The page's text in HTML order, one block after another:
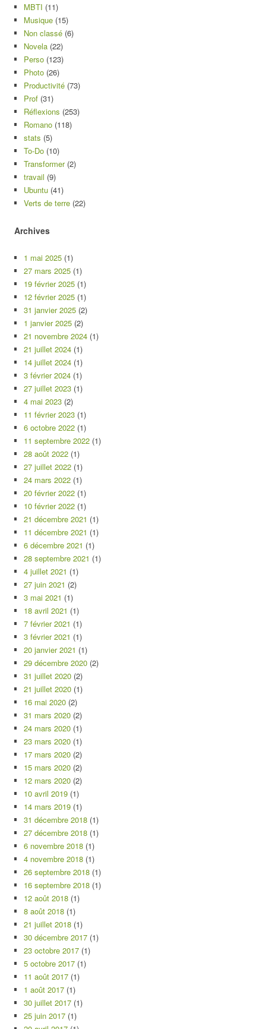
MBTI (11)
Musique (15)
Non classé (6)
Novela (22)
Perso (123)
Photo (26)
Productivité (73)
Prof (31)
Réflexions (253)
Romano (118)
stats (5)
To-Do (10)
Transformer(2)
travail (9)
Ubuntu (41)
Verts de terre (22)
Archives
1 mai 2025 (1)
27 mars 2025 (1)
19 février 2025 (1)
12 février 2025 (1)
31 janvier 2025 (2)
1 janvier 2025 (2)
21 novembre 2024 (1)
21 juillet 2024 (1)
14 juillet 2024 (1)
3 février 2024 (1)
27 juillet 2023 (1)
4 mai 2023 (2)
11 février 2023 (1)
6 octobre 2022 (1)
11 septembre 2022 (1)
28 août 2022 (1)
27 juillet 2022 (1)
24 mars 2022 (1)
20 février 2022 (1)
10 février 2022 (1)
21 décembre 2021 (1)
11 décembre 2021 (1)
6 décembre 2021 (1)
28 septembre 2021 (1)
4 juillet 2021 (1)
27 juin 2021 (2)
3 mai 2021 (1)
18 avril 2021 (1)
7 février 2021 (1)
3 février 2021 (1)
20 janvier 2021 (1)
29 décembre 2020 (2)
31 juillet 2020 (2)
21 juillet 2020 (1)
16 mai 2020 (2)
31 mars 2020 (2)
24 mars 2020 (1)
23 mars 2020 (1)
17 mars 2020 (2)
15 mars 2020 (2)
12 mars 2020 (2)
10 avril 2019 (1)
14 mars 2019 (1)
31 décembre 2018 (1)
27 décembre 2018 (1)
6 novembre 2018 (1)
4 novembre 2018 (1)
26 septembre 2018 (1)
16 septembre 2018 (1)
12 août 2018 (1)
8 août 2018 (1)
21 juillet 2018 (1)
30 décembre 2017 (1)
23 octobre 2017 (1)
5 octobre 2017 (1)
11 août 2017 (1)
1 août 2017 (1)
30 juillet 2017 (1)
25 juin 2017 (1)